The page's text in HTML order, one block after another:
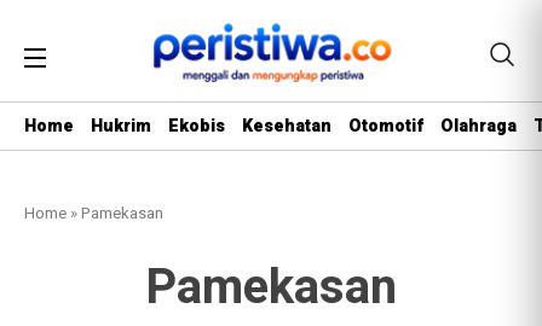
Home Hukrim Ekobis Kesehatan Otomotif Olahraga
Home »Pamekasan
Pamekasan